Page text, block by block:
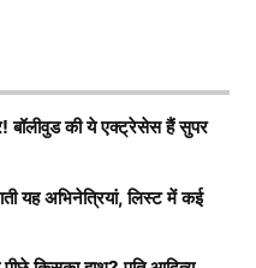
मां से भी ज्यादा
बेटियों ने लूटी महफिल
नानी-परनानी कोठे पर
(Smriti Mandhana) को
अधिकारिक तौर पर नहीं
है. अब टीवी एक्टर नंदीश
पलाश की क्यों
बॉलीवुड की ये एक्ट्रेसेस हैं सुपर
यह अभिनेत्रियां, लिस्ट में कई